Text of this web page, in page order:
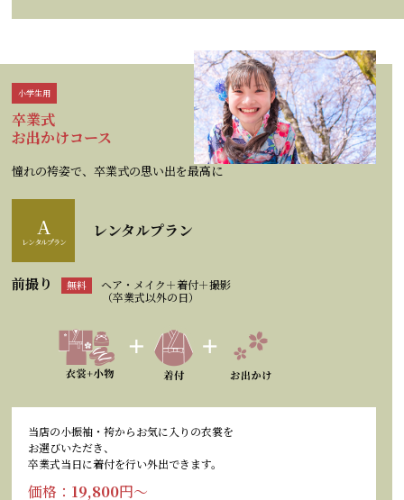
小学生用
卒業式
お出かけコース
憧れの袴姿で、卒業式の思い出を最高に
A
レンタルプラン
レンタルプラン
前撮り 無料
ヘア・メイク＋着付＋撮影
（卒業式以外の日）
当店の小振袖・袴からお気に入りの衣裳を
お選びいただき、
卒業式当日に着付を行い外出できます。
価格： 19,800円～